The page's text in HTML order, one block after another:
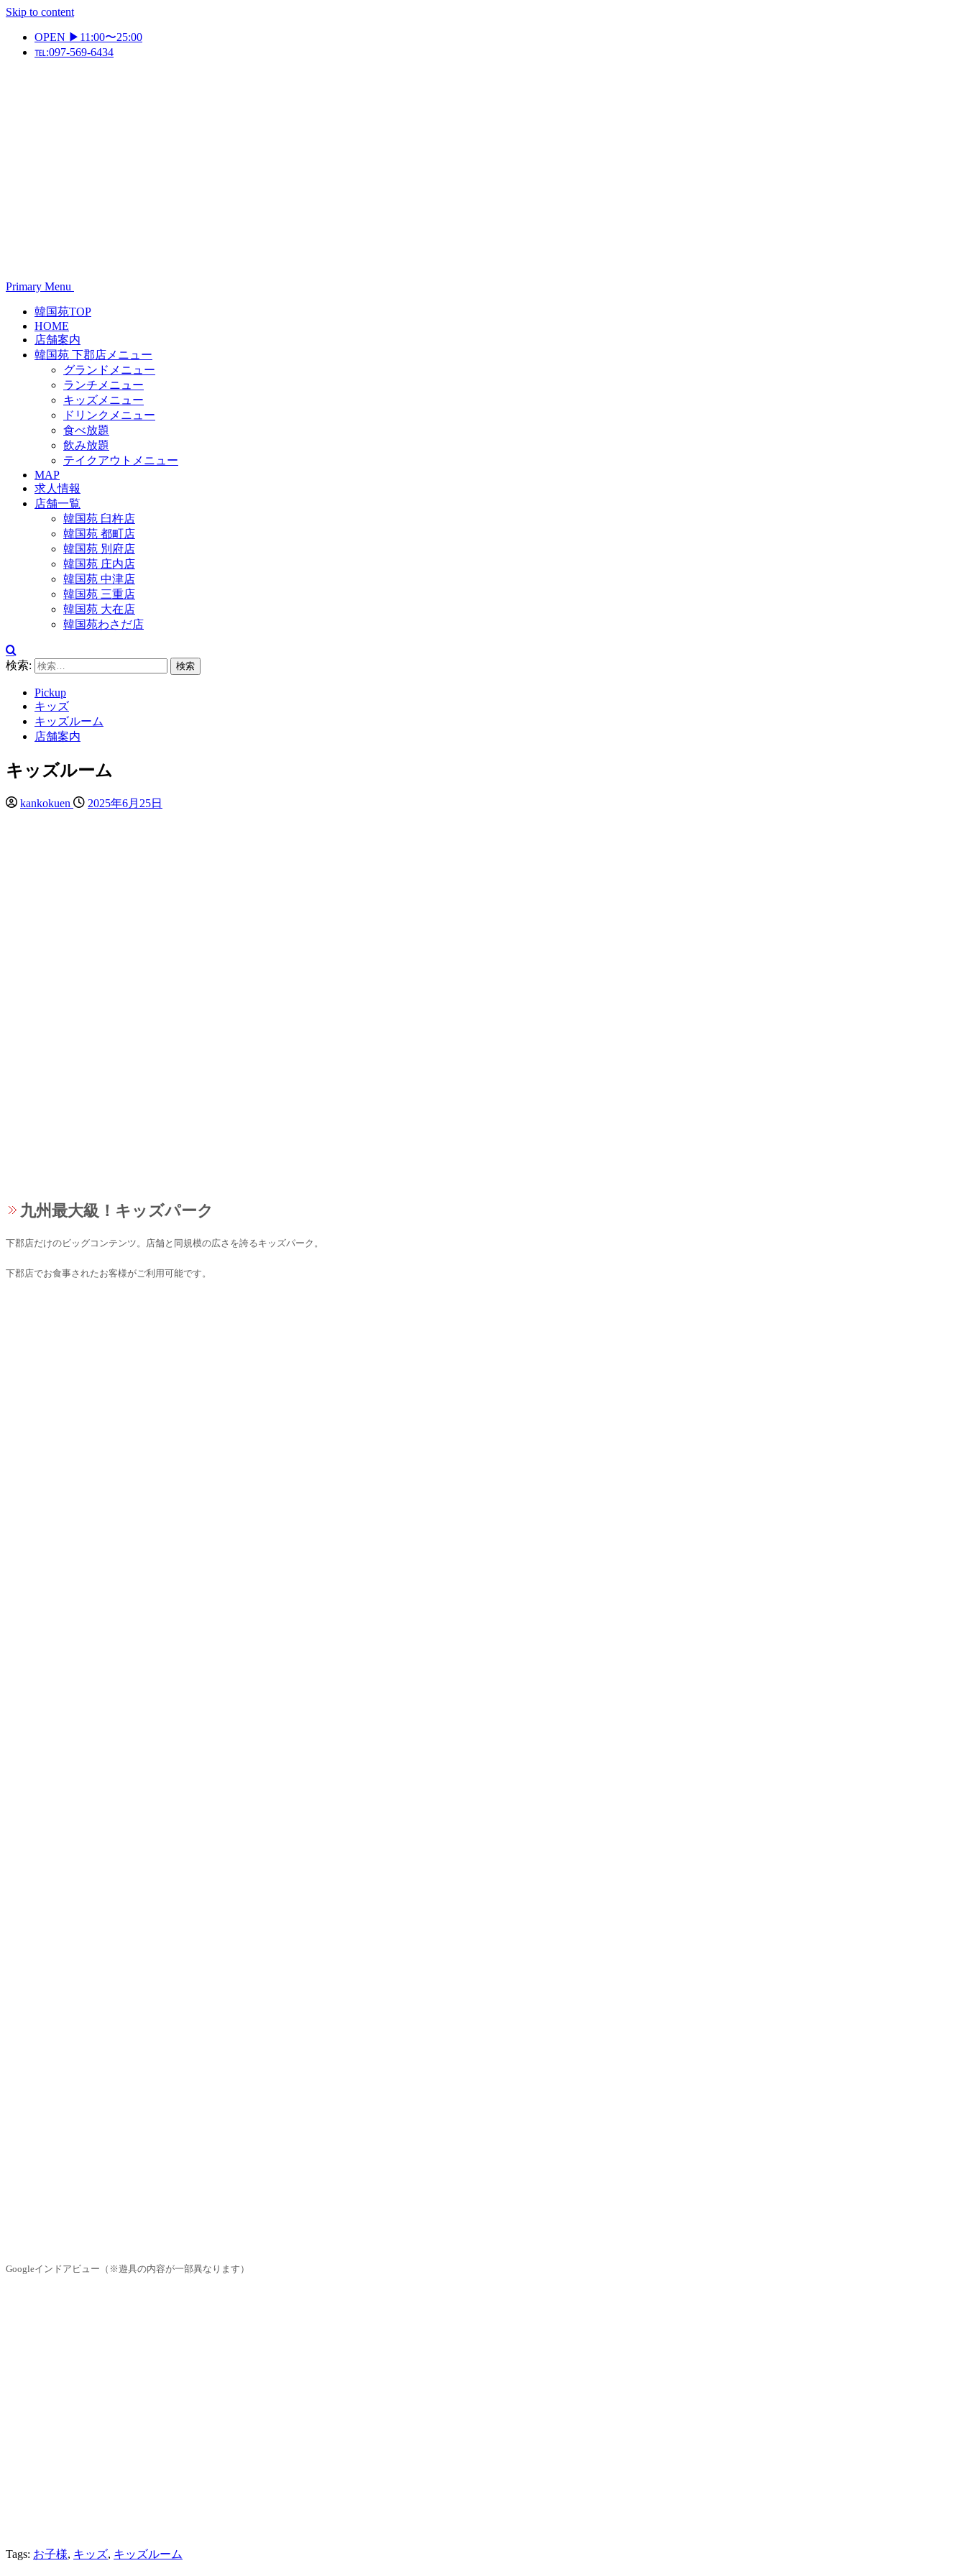
Skip to content
OPEN ▶11:00〜25:00
℡:097-569-6434
Primary Menu
韓国苑TOP
HOME
店舗案内
韓国苑 下郡店メニュー
グランドメニュー
ランチメニュー
キッズメニュー
ドリンクメニュー
食べ放題
飲み放題
テイクアウトメニュー
MAP
求人情報
店舗一覧
韓国苑 臼杵店
韓国苑 都町店
韓国苑 別府店
韓国苑 庄内店
韓国苑 中津店
韓国苑 三重店
韓国苑 大在店
韓国苑わさだ店
検索:
Pickup
キッズ
キッズルーム
店舗案内
キッズルーム
kankokuen 2025年6月25日
九州最大級！キッズパーク
下郡店だけのビッグコンテンツ。店舗と同規模の広さを誇るキッズパーク。
下郡店でお食事されたお客様がご利用可能です。
Googleインドアビュー（※遊具の内容が一部異なります）
Tags: お子様, キッズ, キッズルーム